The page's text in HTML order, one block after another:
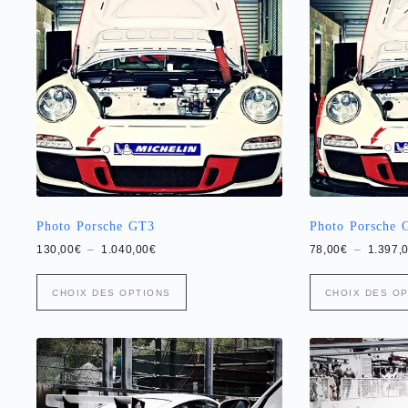
Photo Porsche GT3
130,00€ – 1.040,00€Plage
prix :
130,00€
à
1.040,00€
CHOIX DES OPTIONS
produit
a
variations.
Les
options
peuvent
Photo Porsche
78,00€ –
CHOIX DES
produit
a
variations.
Les
options
peuvent